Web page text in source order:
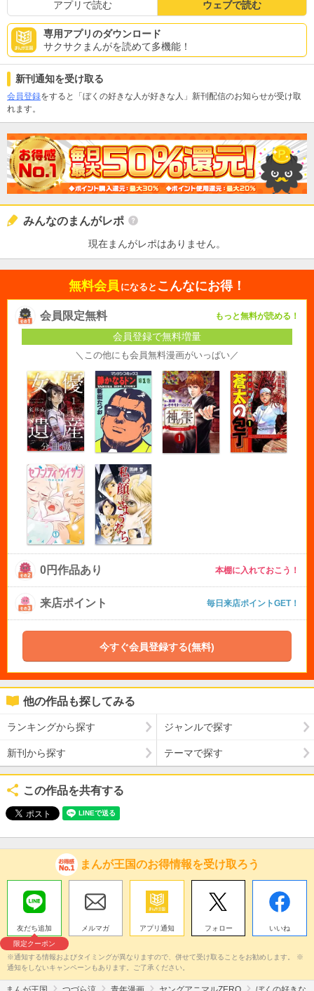
アプリで読む ウェブで読む
専用アプリのダウンロード
サクサクまんがを読めて多機能！
新刊通知を受け取る
会員登録をすると「ぼくの好きな人が好きな人」新刊配信のお知らせが受け取
れます。
みんなのまんがレポ
現在まんがレポはありません。
無料会員 になると こんなにお得！
会員限定無料 もっと無料が読める！
会員登録で無料増量
＼この他にも会員無料漫画がいっぱい／
0円作品あり 本棚に入れておこう！
来店ポイント 毎日来店ポイントGET！
今すぐ会員登録する(無料)
他の作品も探してみる
ランキングから探す ジャンルで探す
新刊から探す テーマで探す
この作品を共有する
まんが王国のお得情報を受け取ろう
友だち追加
限定クーポン
メルマガ アプリ通知 フォロー いいね
※通知する情報およびタイミングが異なりますので、併せて受け取ることをお勧めします。 ※
通知をしないキャンペーンもあります。ご了承ください。